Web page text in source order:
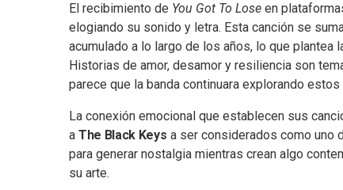
El recibimiento de You Got To Lose en
elogiando su sonido y letra. Esta canción se
acumulado a lo largo de los años, lo que plantea
Historias de amor, desamor y resiliencia son
parece que la banda continuara explorando
La conexión emocional que establecen sus
a The Black Keys a ser considerados como uno
para generar nostalgia mientras crean algo
su arte.